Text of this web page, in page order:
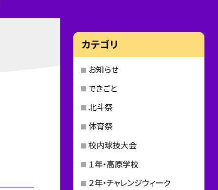
カテゴリ
お知らせ
できごと
北斗祭
体育祭
校内球技大会
１年・高原学校
２年・チャレンジウィーク